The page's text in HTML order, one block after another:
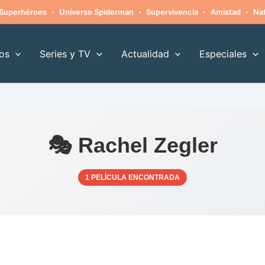
· Universo Spiderman · Supervivencia · Amistad ·
Series y TV Actualidad Especiales
🎭 Rachel Zegler
1 PELÍCULA ENCONTRADA